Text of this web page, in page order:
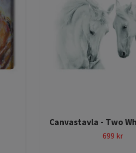
Canvastavla - Two
699 kr